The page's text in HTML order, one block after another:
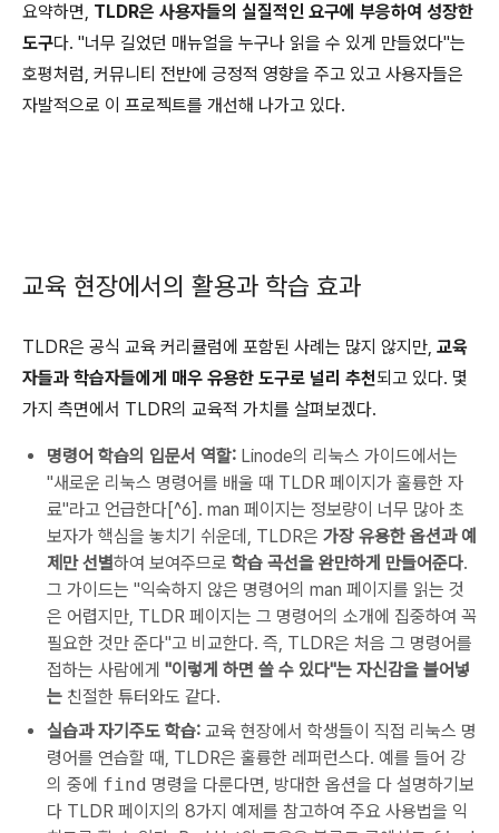
요약하면, TLDR은 사용자들의 실질적인 요구에 부응하여 성장한
도구다. "너무 길었던 매뉴얼을 누구나 읽을 수 있게 만들었다"는
호평처럼, 커뮤니티 전반에 긍정적 영향을 주고 있고 사용자들은
자발적으로 이 프로젝트를 개선해 나가고 있다.
교육 현장에서의 활용과 학습 효과
TLDR은 공식 교육 커리큘럼에 포함된 사례는 많지 않지만, 교육
자들과 학습자들에게 매우 유용한 도구로 널리 추천되고 있다. 몇
가지 측면에서 TLDR의 교육적 가치를 살펴보겠다.
명령어 학습의 입문서 역할: Linode의 리눅스 가이드에서는
"새로운 리눅스 명령어를 배울 때 TLDR 페이지가 훌륭한 자
료"라고 언급한다[^6]. man 페이지는 정보량이 너무 많아 초
보자가 핵심을 놓치기 쉬운데, TLDR은 가장 유용한 옵션과 예
제만 선별하여 보여주므로 학습 곡선을 완만하게 만들어준다.
그 가이드는 "익숙하지 않은 명령어의 man 페이지를 읽는 것
은 어렵지만, TLDR 페이지는 그 명령어의 소개에 집중하여 꼭
필요한 것만 준다"고 비교한다. 즉, TLDR은 처음 그 명령어를
접하는 사람에게 "이렇게 하면 쓸 수 있다"는 자신감을 불어넣
는 친절한 튜터와도 같다.
실습과 자기주도 학습: 교육 현장에서 학생들이 직접 리눅스 명
령어를 연습할 때, TLDR은 훌륭한 레퍼런스다. 예를 들어 강
의 중에 find 명령을 다룬다면, 방대한 옵션을 다 설명하기보
다 TLDR 페이지의 8가지 예제를 참고하여 주요 사용법을 익